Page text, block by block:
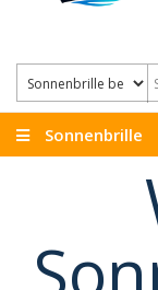
Sonnenbrille